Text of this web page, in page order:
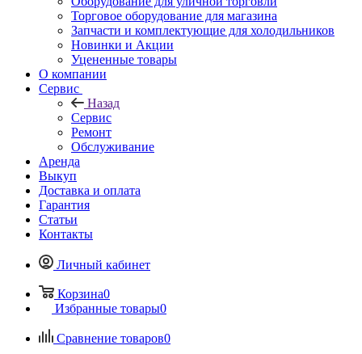
Торговое оборудование для магазина
Запчасти и комплектующие для холодильников
Новинки и Акции
Уцененные товары
О компании
Сервис
Назад
Сервис
Ремонт
Обслуживание
Аренда
Выкуп
Доставка и оплата
Гарантия
Статьи
Контакты
Личный кабинет
Корзина0
Избранные товары0
Сравнение товаров0